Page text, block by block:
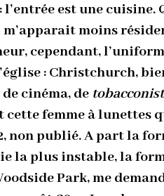
est une cuisine.
moins
cependant,
: Christchurch,
cinéma, de
cette femme à
non publié. A part la
la plus instable, la
Park, me